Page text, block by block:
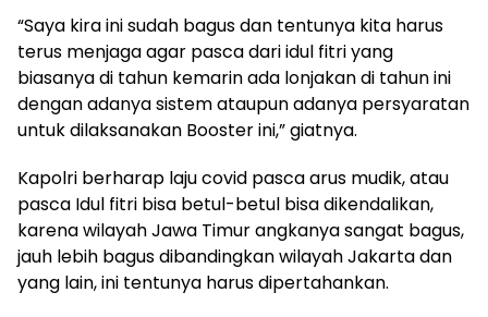
“Saya kira ini sudah bagus dan tentunya kita harus
terus menjaga agar pasca dari idul fitri yang
biasanya di tahun kemarin ada lonjakan di tahun ini
dengan adanya sistem ataupun adanya persyaratan
untuk dilaksanakan Booster ini,” giatnya.
Kapolri berharap laju covid pasca arus mudik, atau
pasca Idul fitri bisa betul-betul bisa dikendalikan,
karena wilayah Jawa Timur angkanya sangat bagus,
jauh lebih bagus dibandingkan wilayah Jakarta dan
yang lain, ini tentunya harus dipertahankan.